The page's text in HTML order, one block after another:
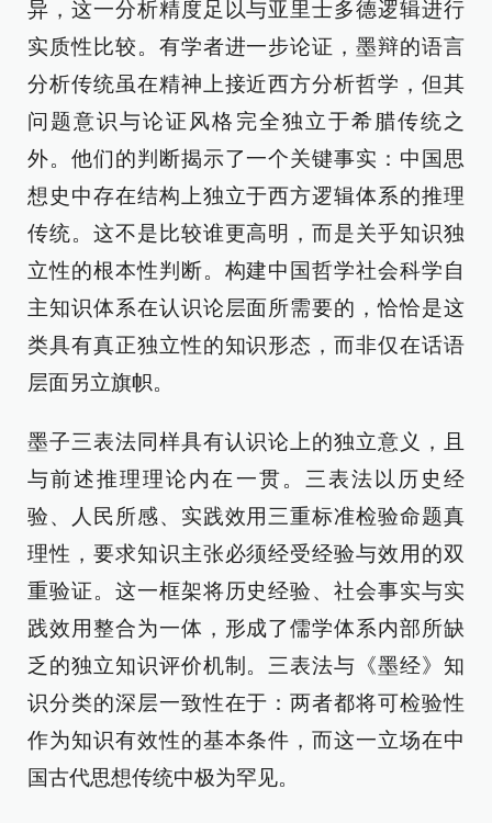
异，这一分析精度足以与亚里士多德逻辑进行
实质性比较。有学者进一步论证，墨辩的语言
分析传统虽在精神上接近西方分析哲学，但其
问题意识与论证风格完全独立于希腊传统之
外。他们的判断揭示了一个关键事实：中国思
想史中存在结构上独立于西方逻辑体系的推理
传统。这不是比较谁更高明，而是关乎知识独
立性的根本性判断。构建中国哲学社会科学自
主知识体系在认识论层面所需要的，恰恰是这
类具有真正独立性的知识形态，而非仅在话语
层面另立旗帜。
墨子三表法同样具有认识论上的独立意义，且
与前述推理理论内在一贯。三表法以历史经
验、人民所感、实践效用三重标准检验命题真
理性，要求知识主张必须经受经验与效用的双
重验证。这一框架将历史经验、社会事实与实
践效用整合为一体，形成了儒学体系内部所缺
乏的独立知识评价机制。三表法与《墨经》知
识分类的深层一致性在于：两者都将可检验性
作为知识有效性的基本条件，而这一立场在中
国古代思想传统中极为罕见。